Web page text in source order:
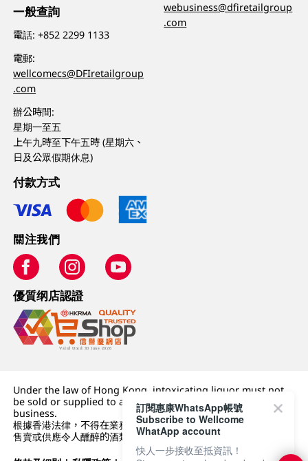
一般查詢
電話:+852 2299 1133
電郵:
wellcomecs@DFIretailgroup
.com
辦公時間:
星期一至五
上午九時至下午五時 (星期六、
日及公眾假期休息)
webusiness@dfiretailgroup
.com
付款方式
關注我們
優質纲店認證
Under the law of Hong Kong, intoxicating liquor must not
be sold or supplied to a minor (under 18) in the course of
business.
根據香港法律，不得在業務過程中，向未成年人 (18 歲以下人士)
售賣或供應令人醺醉的酒類。
訂閱惠康WhatsApp帳號
Subscribe to Wellcome
WhatApp account
快人一步接收至抵資訊！